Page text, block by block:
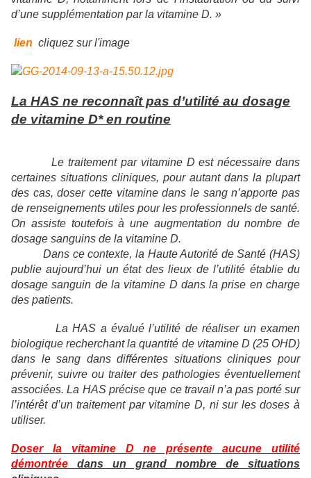
d’une supplémentation par la vitamine D. »
lien cliquez sur l'image
La HAS ne reconnaît pas d’utilité au dosage
de vitamine D* en routine
Le traitement par vitamine D est nécessaire dans
certaines situations cliniques, pour autant dans la plupart
des cas, doser cette vitamine dans le sang n’apporte pas
de renseignements utiles pour les professionnels de santé.
On assiste toutefois à une augmentation du nombre de
dosage sanguins de la vitamine D.
Dans ce contexte, la Haute Autorité de Santé (HAS)
publie aujourd’hui un état des lieux de l’utilité établie du
dosage sanguin de la vitamine D dans la prise en charge
des patients.
La HAS a évalué l’utilité de réaliser un examen
biologique recherchant la quantité de vitamine D (25 OHD)
dans le sang dans différentes situations cliniques pour
prévenir, suivre ou traiter des pathologies éventuellement
associées. La HAS précise que ce travail n’a pas porté sur
l’intérêt d’un traitement par vitamine D, ni sur les doses à
utiliser.
Doser la vitamine D ne présente aucune utilité
démontrée dans un grand nombre de situations